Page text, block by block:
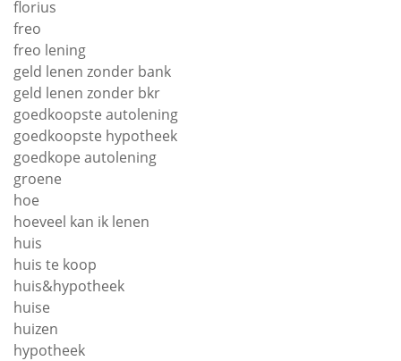
florius
freo
freo lening
geld lenen zonder bank
geld lenen zonder bkr
goedkoopste autolening
goedkoopste hypotheek
goedkope autolening
groene
hoe
hoeveel kan ik lenen
huis
huis te koop
huis&hypotheek
huise
huizen
hypotheek